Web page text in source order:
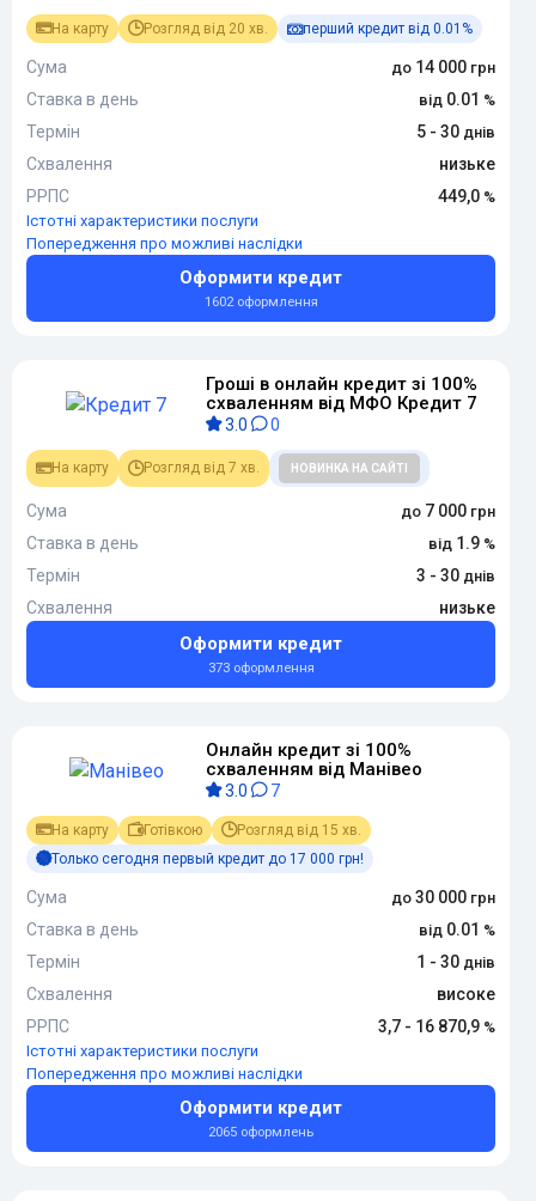
На карту Розгляд від 20 хв. перший кредит від 0.01%
Сума
14 000
Ставка в день
0.01
Термін
5 - 30
Схвалення
низьке
РРПС
449,0
Істотні характеристики послуги
Попередження про можливі наслідки
Оформити кредит
1602 оформлення
Гроші в онлайн кредит зі 100%
схваленням від МФО Кредит 7
3.0 0
На карту Розгляд від 7 хв. НОВИНКА НА САЙТІ
Сума
7 000
Ставка в день
1.9
Термін
3 - 30
Схвалення
низьке
Оформити кредит
373 оформлення
Онлайн кредит зі 100%
схваленням від Манівео
3.0 7
На карту Готівкою
Розгляд від 15 хв.
Только сегодня первый кредит до 17 000 грн!
Сума
30 000
Ставка в день
0.01
Термін
1 - 30
Схвалення
високе
РРПС
3,7 - 16 870,9
Істотні характеристики послуги
Попередження про можливі наслідки
Оформити кредит
2065 оформлень